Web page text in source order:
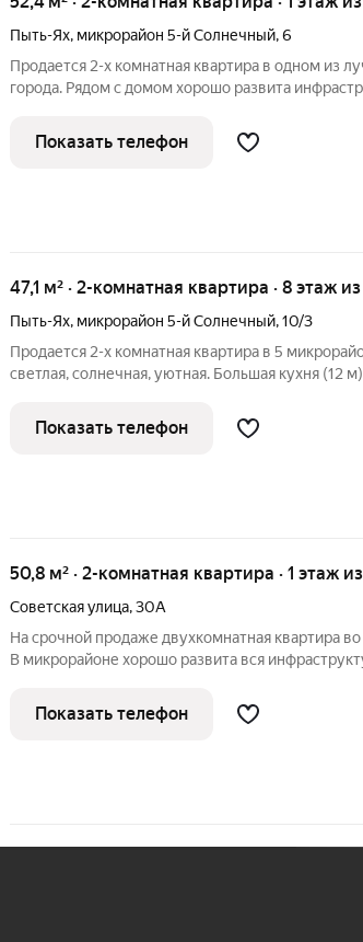
Пыть-Ях, микрорайон 5-й Солнечный,6
Продается 2-х комнатная квартира в одном из
города. Рядом с домом хорошо развита
"Магнит", "Монетка", Красное и Белое, Почта
ветеранов,
Показать телефон
47,1 м² · 2-комнатная квартира · 8 этаж
Пыть-Ях, микрорайон 5-й Солнечный,10/3
Продается 2-х комнатная квартира в 5
светлая, солнечная, уютная. Большая кухня (12
детская площадка, аптеки, рынок. Рядом
Показать телефон
50,8 м² · 2-комнатная квартира · 1 этаж
Советская улица,30А
На срочной продаже двухкомнатная квартира
В микрорайоне хорошо развита вся
пластиковые окна. Квартира очень удобная по
просторная
Показать телефон